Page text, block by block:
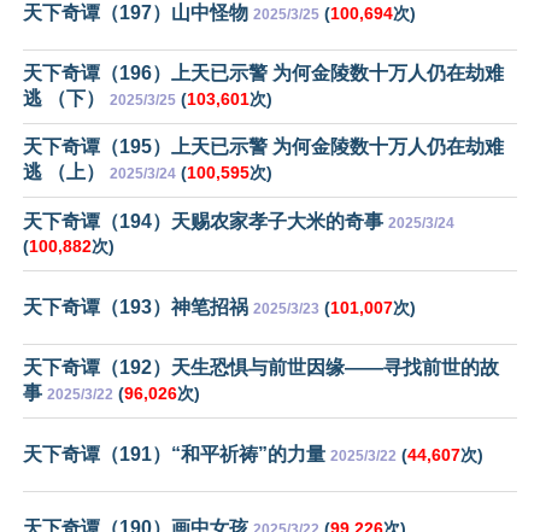
天下奇谭（197）山中怪物 2025/3/25 (100,694次)
天下奇谭（196）上天已示警 为何金陵数十万人仍在劫难
逃 （下）
2025/3/25 (103,601次)
天下奇谭（195）上天已示警 为何金陵数十万人仍在劫难
逃 （上）
2025/3/24 (100,595次)
天下奇谭（194）天赐农家孝子大米的奇事 2025/3/24
(100,882次)
天下奇谭（193）神笔招祸 2025/3/23 (101,007次)
天下奇谭（192）天生恐惧与前世因缘——寻找前世的故
事 2025/3/22 (96,026次)
天下奇谭（191）“和平祈祷”的力量 2025/3/22 (44,607次)
天下奇谭（190）画中女孩 (99,226次)